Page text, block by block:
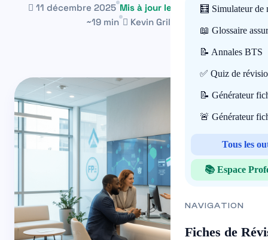
🧮 Simulateur de
📖 Glossaire
📝 Annales BTS
✅ Quiz de
📝 Générateur
🚨 Générateur
Tous les
📚 Espace
NAVIGATION
Fiches de
11 décembre 2025 Mis à jour le 30 juillet 2026
~19 min
Kevin Grillot